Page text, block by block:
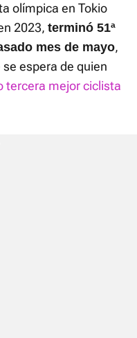
olímpica en Tokio
2023, terminó 51ª
mes de mayo,
espera de quien
tercera mejor ciclista